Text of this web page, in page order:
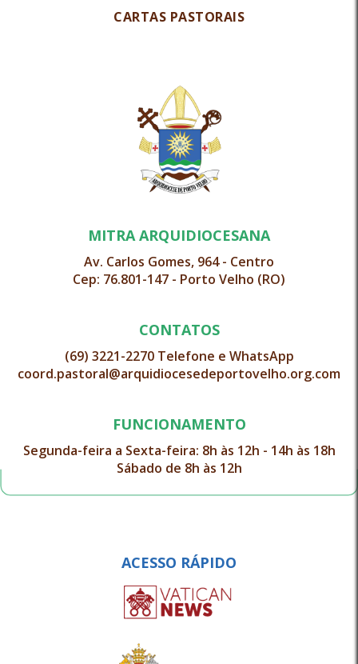
CARTAS PASTORAIS
MITRA ARQUIDIOCESANA
Av. Carlos Gomes, 964 - Centro
Cep: 76.801-147 - Porto Velho (RO)
CONTATOS
(69) 3221-2270 Telefone e WhatsApp
coord.pastoral@arquidiocesedeportovelho.org.com
FUNCIONAMENTO
Segunda-feira a Sexta-feira: 8h às 12h - 14h às 18h
Sábado de 8h às 12h
ACESSO RÁPIDO